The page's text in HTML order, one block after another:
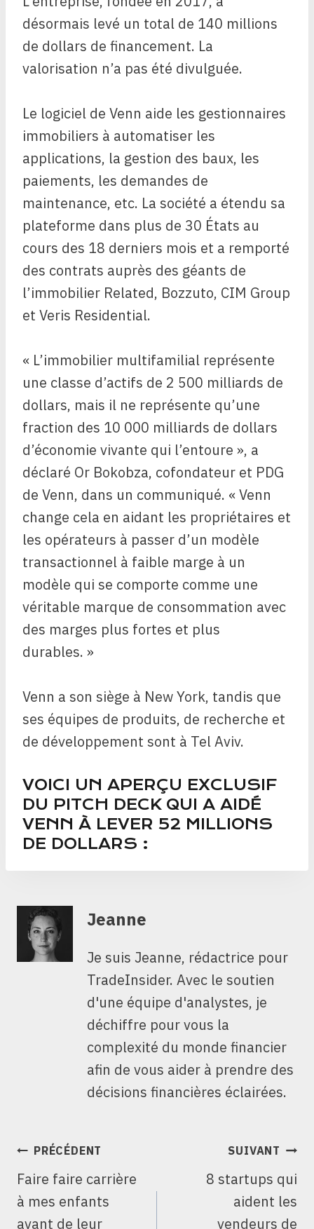
désormais levé un total de 140 millions
de dollars de financement. La
valorisation n’a pas été divulguée.
Le logiciel de Venn aide les gestionnaires
immobiliers à automatiser les
applications, la gestion des baux, les
paiements, les demandes de
maintenance, etc. La société a étendu sa
plateforme dans plus de 30 États au
cours des 18 derniers mois et a remporté
des contrats auprès des géants de
l’immobilier Related, Bozzuto, CIM Group
et Veris Residential.
« L’immobilier multifamilial représente
une classe d’actifs de 2 500 milliards de
dollars, mais il ne représente qu’une
fraction des 10 000 milliards de dollars
d’économie vivante qui l’entoure », a
déclaré Or Bokobza, cofondateur et PDG
de Venn, dans un communiqué. « Venn
change cela en aidant les propriétaires et
les opérateurs à passer d’un modèle
transactionnel à faible marge à un
modèle qui se comporte comme une
véritable marque de consommation avec
des marges plus fortes et plus
durables. »
Venn a son siège à New York, tandis que
ses équipes de produits, de recherche et
de développement sont à Tel Aviv.
VOICI UN APERÇU EXCLUSIF
DU PITCH DECK QUI A AIDÉ
VENN À LEVER 52 MILLIONS
DE DOLLARS :
Jeanne
Je suis Jeanne, rédactrice pour
TradeInsider. Avec le soutien
d'une équipe d'analystes, je
déchiffre pour vous la
complexité du monde financier
afin de vous aider à prendre des
décisions financières éclairées.
NAVIGATION
L’ARTICLE
PRÉCÉDENT
Faire faire carrière
à mes enfants
avant de leur
SUIVANT
8 startups qui
aident les
vendeurs de